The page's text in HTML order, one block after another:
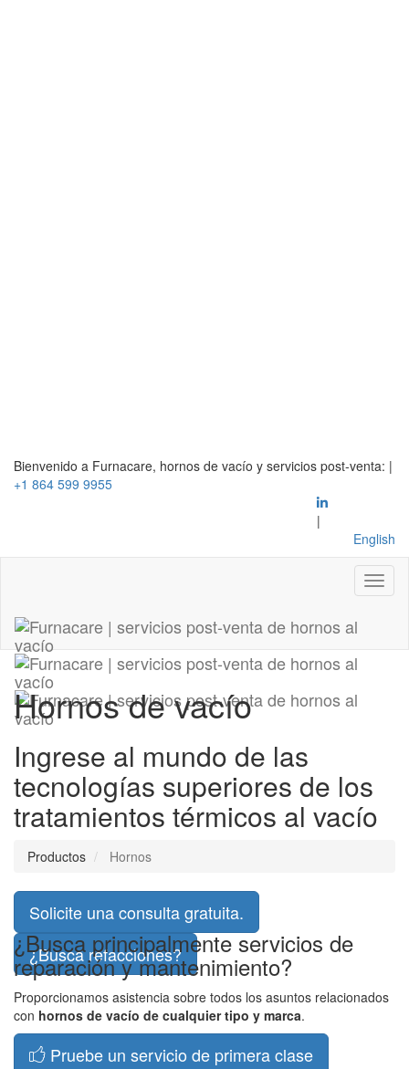
Bienvenido a Furnacare, hornos de vacío y servicios post-venta: |
+1 864 599 9955
|
English
Hornos de vacío
Ingrese al mundo de las
tecnologías superiores de los
tratamientos térmicos al vacío
Productos Hornos
Solicite una consulta gratuita.
¿Busca refacciones?
¿Busca principalmente servicios de
reparación y mantenimiento?
Proporcionamos asistencia sobre todos los asuntos relacionados
con hornos de vacío de cualquier tipo y marca.
Pruebe un servicio de primera clase